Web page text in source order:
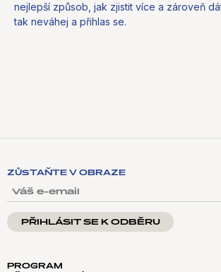
nejlepší způsob, jak zjistit více a zároveň
tak neváhej a přihlas se.
ZŮSTAŇTE V OBRAZE
VÁŠ E-EMAIL
PROGRAM